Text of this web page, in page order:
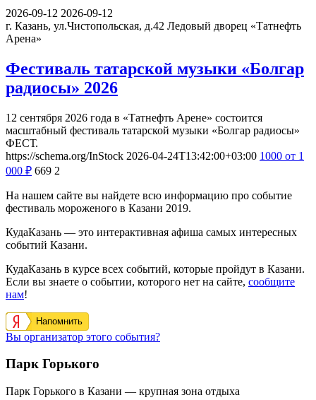
2026-09-12 2026-09-12
г. Казань, ул.Чистопольская, д.42 Ледовый дворец «Татнефть
Арена»
Фестиваль татарской музыки «Болгар
радиосы» 2026
12 сентября 2026 года в «Татнефть Арене» состоится
масштабный фестиваль татарской музыки «Болгар радиосы»
ФЕСТ.
https://schema.org/InStock 2026-04-24T13:42:00+03:00 1000 от 1
000 ₽ 669 2
На нашем сайте вы найдете всю информацию про событие
фестиваль мороженого в Казани 2019.
КудаКазань — это интерактивная афиша самых интересных
событий Казани.
КудаКазань в курсе всех событий, которые пройдут в Казани.
Если вы знаете о событии, которого нет на сайте, сообщите
нам!
Напомнить
Вы организатор этого события?
Парк Горького
Парк Горького в Казани — крупная зона отдыха